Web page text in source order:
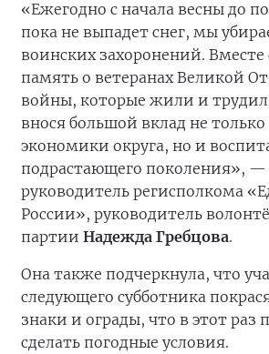
«Ежегодно с начала весны до
пока не выпадет снег, мы
воинских захоронений. Вместе
память о ветеранах Великой
войны, которые жили и
внося большой вклад не
экономики округа, но и
подрастающего поколения», —
руководитель регисполкома
России», руководитель
партии Надежда Гребцова.
Она также подчеркнула, что
следующего субботника
знаки и ограды, что в этот раз
сделать погодные условия.